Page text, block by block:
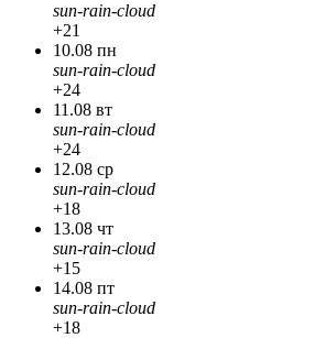
sun-rain-cloud
+21
10.08 пн
sun-rain-cloud
+24
11.08 вт
sun-rain-cloud
+24
12.08 ср
sun-rain-cloud
+18
13.08 чт
sun-rain-cloud
+15
14.08 пт
sun-rain-cloud
+18